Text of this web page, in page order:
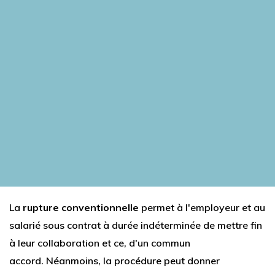
La rupture conventionnelle permet à l'employeur et au
salarié sous contrat à durée indéterminée de mettre fin
à leur collaboration et ce, d'un commun
accord. Néanmoins, la procédure peut donner